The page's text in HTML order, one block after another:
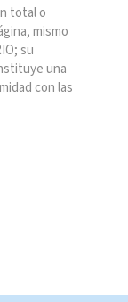
total o
mismo
su
una
con las